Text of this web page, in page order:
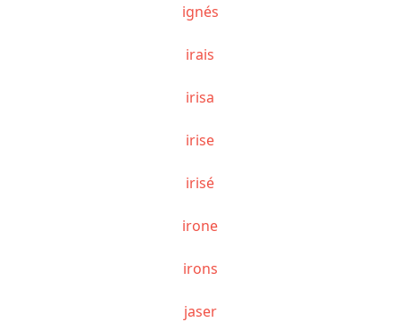
ignés
irais
irisa
irise
irisé
irone
irons
jaser